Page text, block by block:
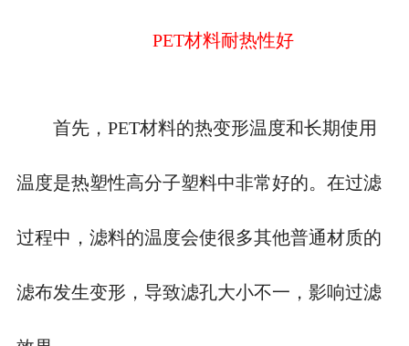
PET材料耐热性好
首先， PET材料的热变形温度和长期使用
温度是热塑性高分子塑料中非常好的。在过滤
过程中，滤料的温度会使很多其他普通材质的
滤布发生变形，导致滤孔大小不一，影响过滤